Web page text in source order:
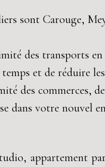
sont Carouge,
des transports
et de réduire
des commerces,
dans votre nouvel
appartement